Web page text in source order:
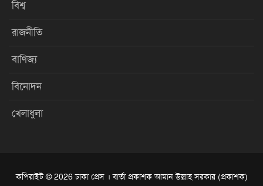
বিশ্ব
রাজনীতি
বাণিজ্য
বিনোদন
খেলাধুলা
কপিরাইট © 2026 ঢাকা প্রেস । বার্তা প্রকাশক আমান উল্লাহ সরকার (প্রকাশক)